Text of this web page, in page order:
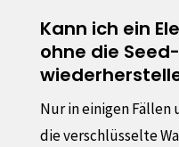
Kann ich ein
ohne die
Nur in einigen Fällen
die verschlüsselte